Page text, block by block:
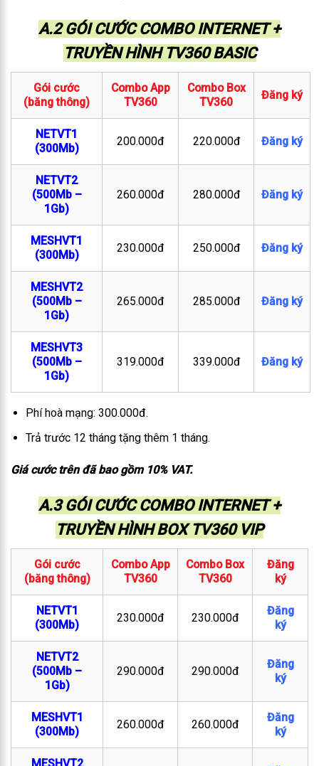
A.2 GÓI CƯỚC COMBO INTERNET +
TRUYỀN HÌNH TV360 BASIC
Gói cước
(băng thông)
Combo App
TV360
Combo Box
TV360
Đăng ký
NETVT1
(300Mb)
200.000đ 220.000đ Đăng ký
NETVT2
(500Mb –
1Gb)
260.000đ 280.000đ Đăng ký
MESHVT1
(300Mb)
230.000đ 250.000đ Đăng ký
MESHVT2
(500Mb –
1Gb)
265.000đ 285.000đ Đăng ký
MESHVT3
(500Mb –
1Gb)
319.000đ 339.000đ Đăng ký
Phí hoà mạng: 300.000đ.
Trả trước 12 tháng tặng thêm 1 tháng.
Giá cước trên đã bao gồm 10% VAT.
A.3 GÓI CƯỚC COMBO INTERNET +
TRUYỀN HÌNH BOX TV360 VIP
Gói cước
(băng thông)
Combo App
TV360
Combo Box
TV360
Đăng
ký
NETVT1
(300Mb)
230.000đ 230.000đ
Đăng
ký
NETVT2
(500Mb –
1Gb)
290.000đ 290.000đ
Đăng
ký
MESHVT1
(300Mb)
260.000đ 260.000đ
Đăng
ký